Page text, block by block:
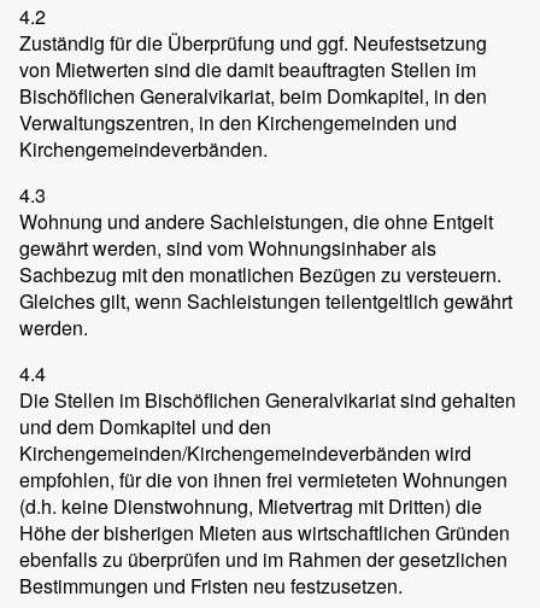
4.2
Zuständig für die Überprüfung und ggf. Neufestsetzung
von Mietwerten sind die damit beauftragten Stellen im
Bischöflichen Generalvikariat, beim Domkapitel, in den
Verwaltungszentren, in den Kirchengemeinden und
Kirchengemeindeverbänden.
4.3
Wohnung und andere Sachleistungen, die ohne Entgelt
gewährt werden, sind vom Wohnungsinhaber als
Sachbezug mit den monatlichen Bezügen zu versteuern.
Gleiches gilt, wenn Sachleistungen teilentgeltlich gewährt
werden.
4.4
Die Stellen im Bischöflichen Generalvikariat sind gehalten
und dem Domkapitel und den
Kirchengemeinden/Kirchengemeindeverbänden wird
empfohlen, für die von ihnen frei vermieteten Wohnungen
(d.h. keine Dienstwohnung, Mietvertrag mit Dritten) die
Höhe der bisherigen Mieten aus wirtschaftlichen Gründen
ebenfalls zu überprüfen und im Rahmen der gesetzlichen
Bestimmungen und Fristen neu festzusetzen.